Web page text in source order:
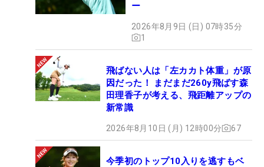
ー
2026年8月9日 (日) 07時35分
1
飛ばない人は「左カカト体重」が原
因だった！ まだまだ260y飛ばす森
田理香子が考える、飛距離アップの
新常識
2026年8月10日 (月) 12時00分 67
今季初のトップ10入りを逃すもベ